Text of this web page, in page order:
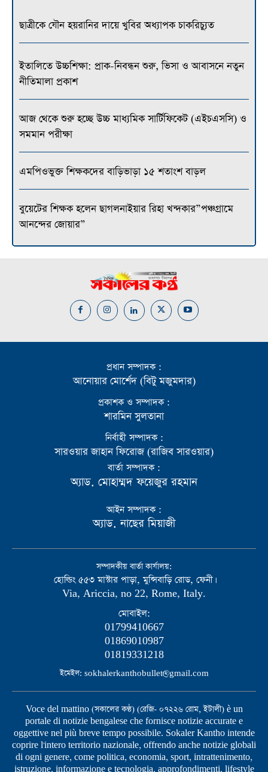
ছাত্রীকে যৌন হয়রানির দায়ে খুবির অধ্যাপক চাকরিচ্যুত
ইতালিতে উচ্চশিক্ষা: প্রাক-নিবন্ধন শুরু, ভিসা ও আবাসনে নতুন
নীতিমালা প্রকাশ
আজ থেকে শুরু হচ্ছে উচ্চ মাধ্যমিক সার্টিফিকেট (এইচএসসি) ও
সমমান পরীক্ষা
এমপিওভুক্ত শিক্ষকদের বাড়িভাড়া ১৫ শতাংশ বাড়ল
বুয়েটের শিক্ষক হলেন ছাগলনাইয়ার রিহা খন্দকার”পঞ্চগ্রামে
আনন্দের জোয়ার”
প্রধান সম্পাদক :
আনোয়ার মোর্শেদ (বিটু মজুমদার)
প্রকাশক ও সম্পাদক :
শারমিন সুলতানা
নির্বাহী সম্পাদক :
সারওয়ার জাহান ফিরোজ (রাজিব সারওয়ার)
বার্তা সম্পাদক :
অ্যাড. মোহাম্মদ ফয়েজুর রহমান
আইন সম্পাদক :
অ্যাড. নাছের মিয়াজী
সম্পাদকীয় বার্তা কার্যালয়:
হোল্ডিং ৫৫৩ মাস্টার পাড়া, মুন্সিবাড়ি রোড, ফেনী।
Via, Ariccia, no 22, Rome, Italy.
মোবাইল:
01799410667
01869010987
01819331218
ইমেইল: sokhalerkanthobullet@gmail.com
Voce del mattino (সকালের কণ্ঠ) (রেজি- ০৭২২৬ রোম, ইটালী) è un
portale di notizie bengalese che fornisce notizie accurate e
oggettive nel più breve tempo possibile. Sokaler Kantho intende
coprire l'intero territorio nazionale, offrendo anche notizie globali
di ogni genere, come politica, economia, sport, intrattenimento,
istruzione, informazione e tecnologia, approfondimenti, lifestyle